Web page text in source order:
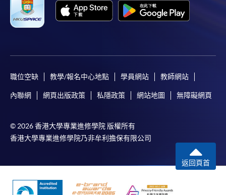
職位空缺 教學/報名中心地點 學員網站 教師網站
內聯網 網頁出版政策 私隱政策 網站地圖 無障礙網頁
© 2026 香港大學專業進修學院 版權所有
香港大學專業進修學院乃非牟利擔保有限公司
返回頁首